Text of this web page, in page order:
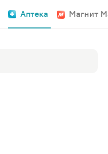
Аптека Магнит